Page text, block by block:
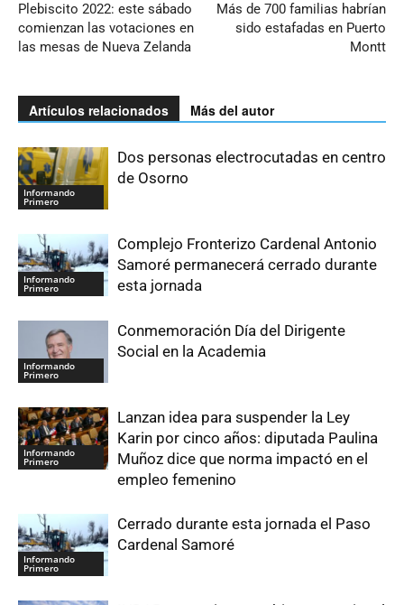
Plebiscito 2022: este sábado
comienzan las votaciones en
las mesas de Nueva Zelanda
Más de 700 familias habrían
sido estafadas en Puerto
Montt
Artículos relacionados Más del autor
Informando
Primero
Dos personas electrocutadas en centro
de Osorno
Informando
Primero
Complejo Fronterizo Cardenal Antonio
Samoré permanecerá cerrado durante
esta jornada
Informando
Primero
Conmemoración Día del Dirigente
Social en la Academia
Informando
Primero
Lanzan idea para suspender la Ley
Karin por cinco años: diputada Paulina
Muñoz dice que norma impactó en el
empleo femenino
Informando
Primero
Cerrado durante esta jornada el Paso
Cardenal Samoré